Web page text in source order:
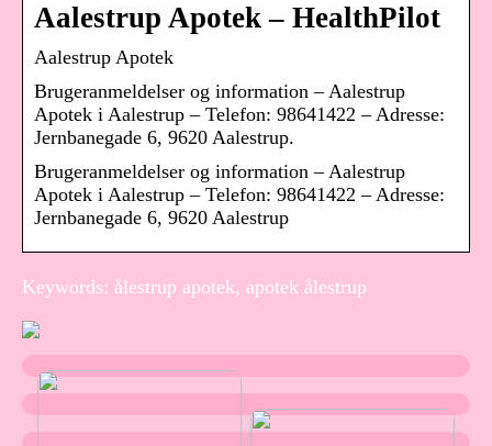
Aalestrup Apotek – HealthPilot
Aalestrup Apotek
Brugeranmeldelser og information – Aalestrup
Apotek i Aalestrup – Telefon: 98641422 – Adresse:
Jernbanegade 6, 9620 Aalestrup.
Brugeranmeldelser og information – Aalestrup
Apotek i Aalestrup – Telefon: 98641422 – Adresse:
Jernbanegade 6, 9620 Aalestrup
Keywords: ålestrup apotek, apotek ålestrup